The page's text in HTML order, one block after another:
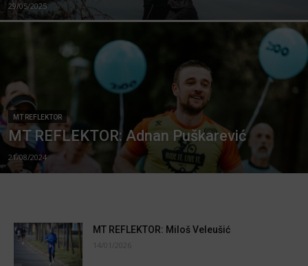
29/05/2025
MT REFLEKTOR
MT REFLEKTOR: Adnan Puškarević
21/08/2024
MT REFLEKTOR: Miloš Veleušić
14/01/2026